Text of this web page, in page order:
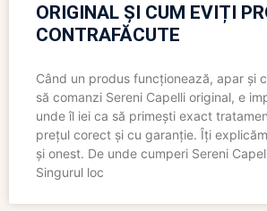
ORIGINAL ȘI CUM EVIȚI
CONTRAFĂCUTE
Când un produs funcționează, apar și
să comanzi Sereni Capelli original, e
unde îl iei ca să primești exact
prețul corect și cu garanție. Îți
și onest. De unde cumperi Sereni
Singurul loc